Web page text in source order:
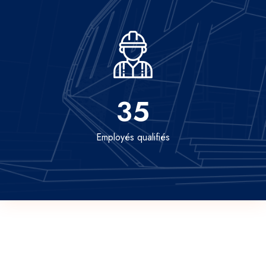
35
Employés qualifiés